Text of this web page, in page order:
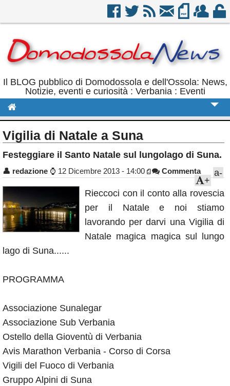
Il BLOG pubblico di Domodossola e dell'Ossola: News,
Notizie, eventi e curiosità : Verbania : Eventi
Politica
Rubriche
Calendario
Vigilia di Natale a Suna
Festeggiare il Santo Natale sul lungolago di Suna.
👤 redazione ⌚ 12 Dicembre 2013 - 14:00 Commenta a-
+
Rieccoci con il conto alla rovescia
per il Natale e noi stiamo
lavorando per darvi una Vigilia di
Natale magica magica sul lungo
lago di Suna......
PROGRAMMA
Associazione Sunalegar
Associazione Sub Verbania
Ostello della Gioventù di Verbania
Avis Marathon Verbania - Corso di Corsa
Vigili del Fuoco di Verbania
Gruppo Alpini di Suna